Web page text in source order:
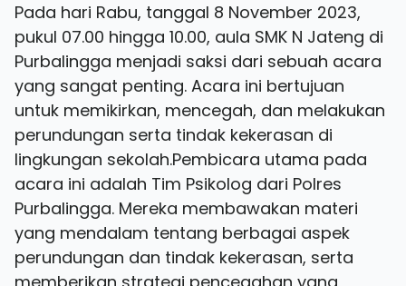
Pada hari Rabu, tanggal 8 November 2023,
pukul 07.00 hingga 10.00, aula SMK N Jateng di
Purbalingga menjadi saksi dari sebuah acara
yang sangat penting. Acara ini bertujuan
untuk memikirkan, mencegah, dan melakukan
perundungan serta tindak kekerasan di
lingkungan sekolah.Pembicara utama pada
acara ini adalah Tim Psikolog dari Polres
Purbalingga. Mereka membawakan materi
yang mendalam tentang berbagai aspek
perundungan dan tindak kekerasan, serta